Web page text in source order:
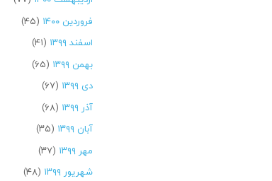
فروردین ۱۴۰۰
(۴۵)
اسفند ۱۳۹۹
(۴۱)
بهمن ۱۳۹۹
(۶۵)
دی ۱۳۹۹
(۶۷)
آذر ۱۳۹۹
(۶۸)
آبان ۱۳۹۹
(۳۵)
مهر ۱۳۹۹
(۳۷)
شهریور ۱۳۹۹
(۴۸)